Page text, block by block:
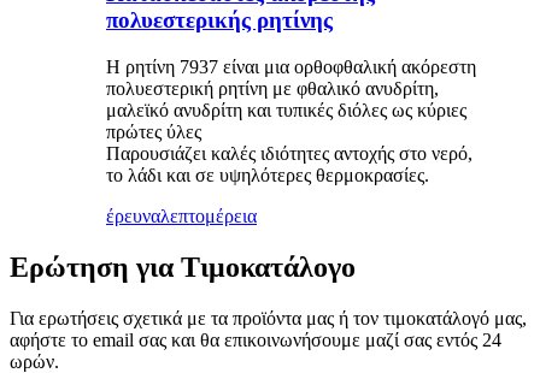
πολυεστερικής ρητίνης
Η ρητίνη 7937 είναι μια ορθοφθαλική ακόρεστη
πολυεστερική ρητίνη με φθαλικό ανυδρίτη,
μαλεϊκό ανυδρίτη και τυπικές διόλες ως κύριες
πρώτες ύλες
Παρουσιάζει καλές ιδιότητες αντοχής στο νερό,
το λάδι και σε υψηλότερες θερμοκρασίες.
έρευναλεπτομέρεια
Ερώτηση για Τιμοκατάλογο
Για ερωτήσεις σχετικά με τα προϊόντα μας ή τον τιμοκατάλογό μας,
αφήστε το email σας και θα επικοινωνήσουμε μαζί σας εντός 24
ωρών.